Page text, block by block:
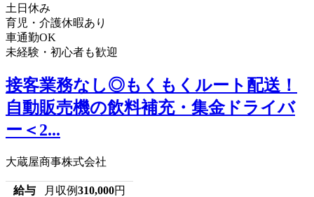
土日休み
育児・介護休暇あり
車通勤OK
未経験・初心者も歓迎
接客業務なし◎もくもくルート配送！
自動販売機の飲料補充・集金ドライバ
ー＜2...
大蔵屋商事株式会社
給与 月収例310,000円